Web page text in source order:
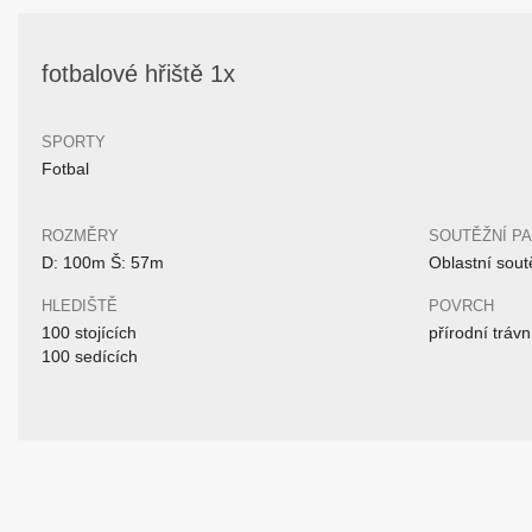
fotbalové hřiště 1x
SPORTY
Fotbal
ROZMĚRY
D: 100m Š: 57m
HLEDIŠTĚ
100 stojících
100 sedících
SOUTĚŽNÍ
Oblastní
POVRCH
přírodní